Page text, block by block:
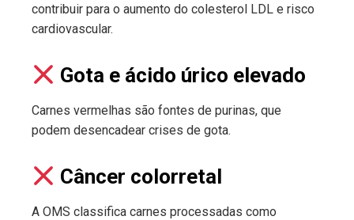
contribuir para o aumento do colesterol LDL e risco
cardiovascular.
Gota e ácido úrico elevado
Carnes vermelhas são fontes de purinas, que
podem desencadear crises de gota.
Câncer colorretal
A OMS classifica carnes processadas como